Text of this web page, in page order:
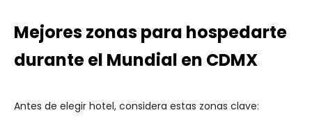
Mejores zonas para hospedarte
durante el Mundial en CDMX
Antes de elegir hotel, considera estas zonas clave: